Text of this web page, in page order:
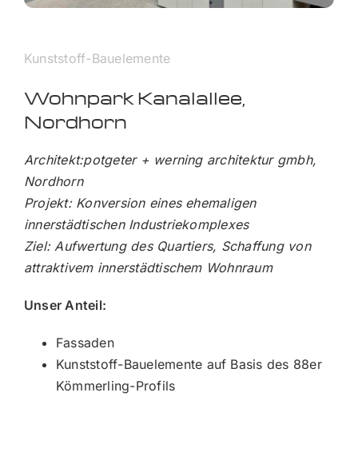
Kunststoff-Bauelemente
Wohnpark Kanalallee,
Nordhorn
Architekt:potgeter + werning architektur gmbh,
Nordhorn
Projekt: Konversion eines ehemaligen
innerstädtischen Industriekomplexes
Ziel: Aufwertung des Quartiers, Schaffung von
attraktivem innerstädtischem Wohnraum
Unser Anteil:
Fassaden
Kunststoff-Bauelemente auf Basis des 88er
Kömmerling-Profils